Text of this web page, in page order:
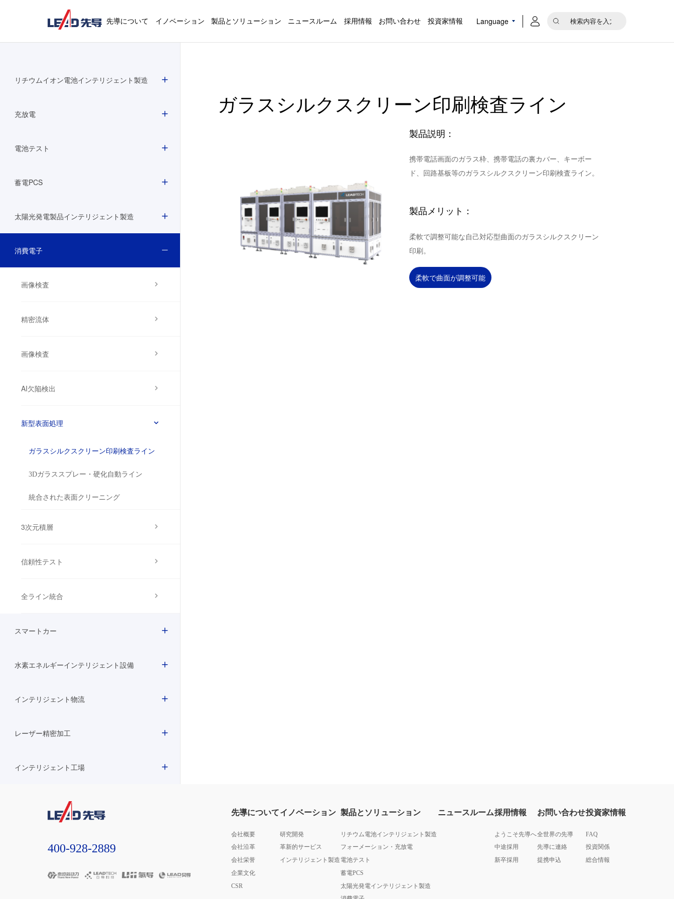
先導について イノベーション 製品とソリューション ニュースルーム 採用情報 お問い合わせ 投資家情報 Language
リチウムイオン電池インテリジェント製造
充放電
電池テスト
蓄電PCS
太陽光発電製品インテリジェント製造
消費電子
画像検査
精密流体
画像検査
AI欠陥検出
新型表面処理
ガラスシルクスクリーン印刷検査ライン
3Dガラススプレー・硬化自動ライン
統合された表面クリーニング
3次元積層
信頼性テスト
全ライン統合
スマートカー
水素エネルギーインテリジェント設備
インテリジェント物流
レーザー精密加工
インテリジェント工場
ガラスシルクスクリーン印刷検査ライン
製品説明：
携帯電話画面のガラス枠、携帯電話の裏カバー、キーボー
ド、回路基板等のガラスシルクスクリーン印刷検査ライン。
製品メリット：
柔軟で調整可能な自己対応型曲面のガラスシルクスクリーン
印刷。
柔軟で曲面が調整可能
400-928-2889
先導について
会社概要
会社沿革
会社栄誉
企業文化
CSR
イノベーション
研究開発
革新的サービス
インテリジェント製造
製品とソリューション
リチウム電池インテリジェント製造
フォーメーション・充放電
電池テスト
蓄電PCS
太陽光発電インテリジェント製造
ニュースルーム採用情報
ようこそ先導へ
中途採用
新卒採用
お問い合わせ
全世界の先導
先導に連絡
提携申込
投資家情報
FAQ
投資関係
総合情報